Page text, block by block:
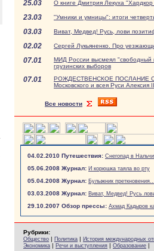
25.03 О книге Дмитрия Лекуха
23.03 "Умники и умницы": итоги
03.03 Виват, Медвед! Русь, лови
02.02 Сергей Лукьяненко. Про
07.01
МИД России высмеял "свободный
грузинских выборов
07.01
РОЖДЕСТВЕНСКОЕ ПОСЛАНИЕ
Московского и всея Руси Алексия II
Все новости
04.02.2010 Путешествия: Снегопад в
05.06.2008 Журнал: И корюшка таяла во рту
05.04.2008 Журнал: Булыжник преткновения...
03.03.2008 Журнал: Виват, Медвед! Русь
29.10.2007 Обзор прессы: Ахмад Кадыров
Рубрики:
Общество | Политика | История международных
Экономика | Речи и выступления | Образование |